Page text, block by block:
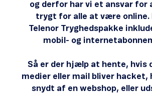
og derfor har vi et ansvar for
trygt for alle at være online.
Telenor Tryghedspakke
mobil- og
Så er der hjælp at hente, hvis
medier eller mail bliver hacket,
snydt af en webshop, eller